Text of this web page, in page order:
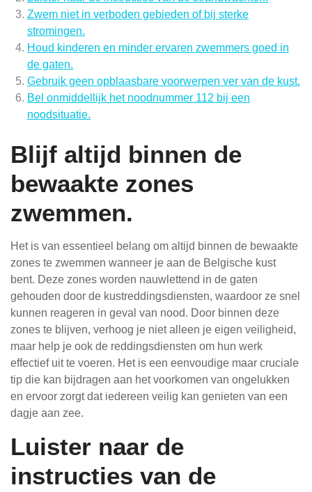
Zwem niet in verboden gebieden of bij sterke
stromingen.
Houd kinderen en minder ervaren zwemmers goed in
de gaten.
Gebruik geen opblaasbare voorwerpen ver van de kust.
Bel onmiddellijk het noodnummer 112 bij een
noodsituatie.
Blijf altijd binnen de
bewaakte zones
zwemmen.
Het is van essentieel belang om altijd binnen de bewaakte
zones te zwemmen wanneer je aan de Belgische kust
bent. Deze zones worden nauwlettend in de gaten
gehouden door de kustreddingsdiensten, waardoor ze snel
kunnen reageren in geval van nood. Door binnen deze
zones te blijven, verhoog je niet alleen je eigen veiligheid,
maar help je ook de reddingsdiensten om hun werk
effectief uit te voeren. Het is een eenvoudige maar cruciale
tip die kan bijdragen aan het voorkomen van ongelukken
en ervoor zorgt dat iedereen veilig kan genieten van een
dagje aan zee.
Luister naar de
instructies van de